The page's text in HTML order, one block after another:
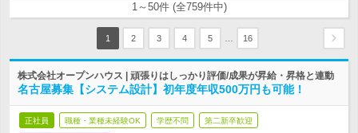
1～50件 (全759件中)
1 2 3 4 5 16
株式会社オープンハウス | 頑張りはしっかり評価/成果が昇給・昇格と連動
名古屋募集【システム設計】初年度年収500万円も可能！
正社員 職種・業種未経験OK 学歴不問 第二新卒歓迎